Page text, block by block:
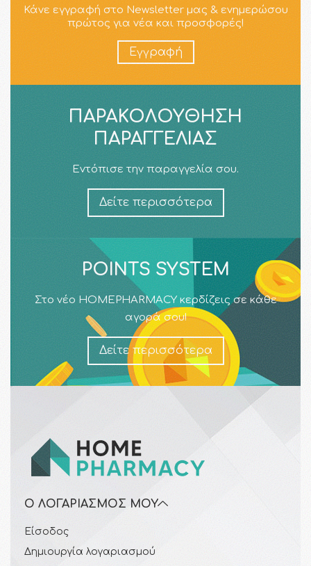
Κάνε εγγραφή στο Newsletter μας & ενημερώσου
πρώτος για νέα και προσφορές!
Εγγραφή
ΠΑΡΑΚΟΛΟΎΘΗΣΗ
ΠΑΡΑΓΓΕΛΊΑΣ
Εντόπισε την παραγγελία σου.
Δείτε περισσότερα
POINTS SYSTEM
Στο νέο HOMEPHARMACY κερδίζεις σε κάθε
αγορά σου!
Δείτε περισσότερα
Ο ΛΟΓΑΡΙΑΣΜΌΣ ΜΟΥ
Είσοδος
Δημιουργία λογαριασμού